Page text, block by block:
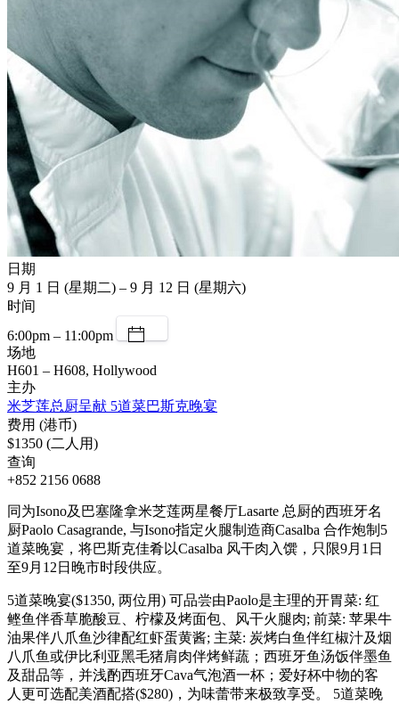
日期
9 月 1 日 (星期二) – 9 月 12 日 (星期六)
时间
6:00pm – 11:00pm
场地
H601 – H608, Hollywood
主办
米芝莲总厨呈献 5道菜巴斯克晚宴
费用 (港币)
$1350 (二人用)
查询
+852 2156 0688
同为Isono及巴塞隆拿米芝莲两星餐厅Lasarte 总厨的西班牙名
厨Paolo Casagrande, 与Isono指定火腿制造商Casalba 合作炮制5
道菜晚宴，将巴斯克佳肴以Casalba 风干肉入馔，只限9月1日
至9月12日晚市时段供应。
5道菜晚宴($1350, 两位用) 可品尝由Paolo是主理的开胃菜: 红
鲣鱼伴香草脆酸豆、柠檬及烤面包、风干火腿肉; 前菜: 苹果牛
油果伴八爪鱼沙律配红虾蛋黄酱; 主菜: 炭烤白鱼伴红椒汁及烟
八爪鱼或伊比利亚黑毛猪肩肉伴烤鲜蔬；西班牙鱼汤饭伴墨鱼
及甜品等，并浅酌西班牙Cava气泡酒一杯；爱好杯中物的客
人更可选配美酒配搭($280)，为味蕾带来极致享受。 5道菜晚